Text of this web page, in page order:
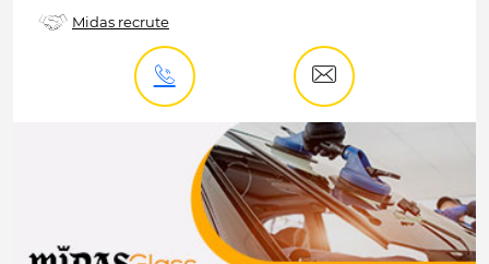
Midas recrute